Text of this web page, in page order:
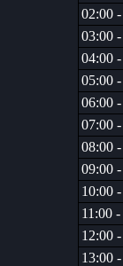
02:00
03:00
04:00
05:00
06:00
07:00
08:00
09:00
10:00
11:00
12:00
13:00